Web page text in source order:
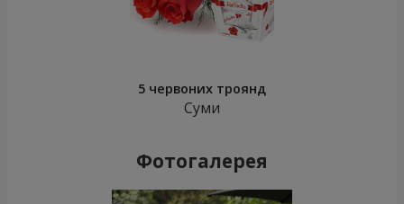
5 червоних троянд
Суми
Фотогалерея